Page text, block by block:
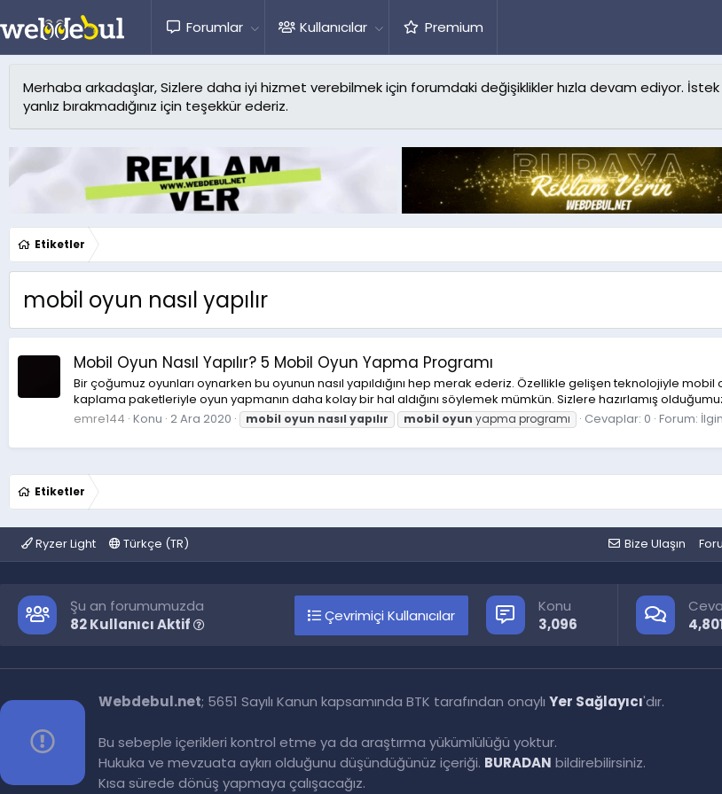
Forumlar Kullanıcılar Premium
Merhaba arkadaşlar, Sizlere daha iyi hizmet verebilmek için forumdaki değişiklikler hızla devam ediyor. İstek
yanlız bırakmadığınız için teşekkür ederiz.
Etiketler
mobil oyun nasıl yapılır
Mobil Oyun Nasıl Yapılır? 5 Mobil Oyun Yapma Programı
Bir çoğumuz oyunları oynarken bu oyunun nasıl yapıldığını hep merak ederiz. Özellikle gelişen teknolojiyle
kaplama paketleriyle oyun yapmanın daha kolay bir hal aldığını söylemek mümkün. Sizlere hazırlamış
emre144 Konu 2 Ara 2020 mobil oyun nasıl yapılır mobil oyun yapma programı Cevaplar: 0 Forum:
Etiketler
Ryzer Light Türkçe (TR) Bize Ulaşın
Şu an forumumuzda
82 Kullanıcı Aktif
Çevrimiçi Kullanıcılar
Konu
3,096
Webdebul.net; 5651 Sayılı Kanun kapsamında BTK tarafından onaylı Yer Sağlayıcı'dır.
Bu sebeple içerikleri kontrol etme ya da araştırma yükümlülüğü yoktur.
Hukuka ve mevzuata aykırı olduğunu düşündüğünüz içeriği. BURADAN bildirebilirsiniz.
Kısa sürede dönüş yapmaya çalışacağız.